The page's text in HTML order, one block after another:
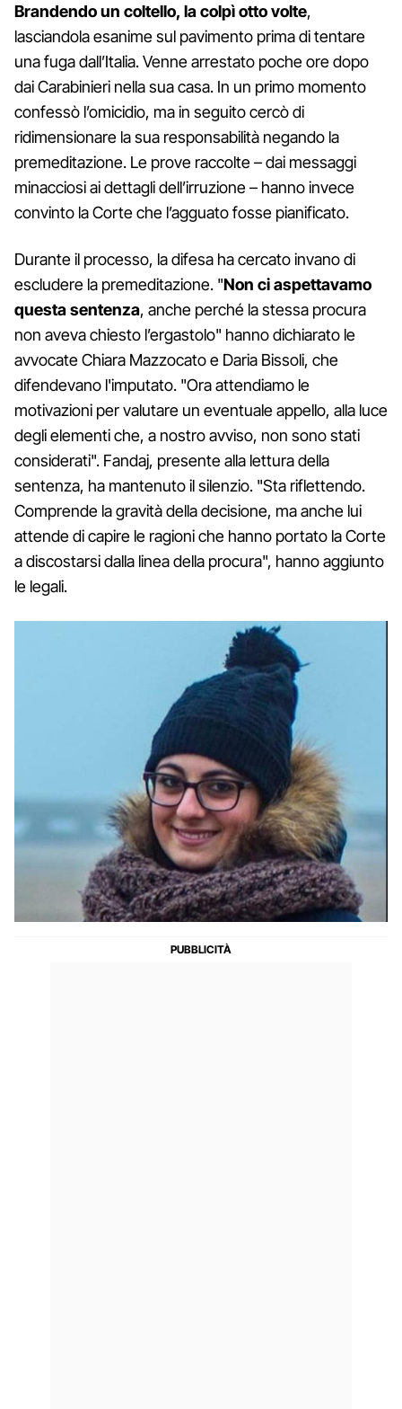
Brandendo un coltello, la colpì otto volte,
lasciandola esanime sul pavimento prima di tentare
una fuga dall’Italia. Venne arrestato poche ore dopo
dai Carabinieri nella sua casa. In un primo momento
confessò l’omicidio, ma in seguito cercò di
ridimensionare la sua responsabilità negando la
premeditazione. Le prove raccolte – dai messaggi
minacciosi ai dettagli dell’irruzione – hanno invece
convinto la Corte che l’agguato fosse pianificato.
Durante il processo, la difesa ha cercato invano di
escludere la premeditazione. "Non ci aspettavamo
questa sentenza, anche perché la stessa procura
non aveva chiesto l’ergastolo" hanno dichiarato le
avvocate Chiara Mazzocato e Daria Bissoli, che
difendevano l'imputato. "Ora attendiamo le
motivazioni per valutare un eventuale appello, alla luce
degli elementi che, a nostro avviso, non sono stati
considerati". Fandaj, presente alla lettura della
sentenza, ha mantenuto il silenzio. "Sta riflettendo.
Comprende la gravità della decisione, ma anche lui
attende di capire le ragioni che hanno portato la Corte
a discostarsi dalla linea della procura", hanno aggiunto
le legali.